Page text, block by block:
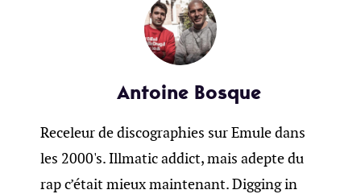
Antoine Bosque
Receleur de discographies sur Emule dans
les 2000's. Illmatic addict, mais adepte du
rap c’était mieux maintenant. Digging in